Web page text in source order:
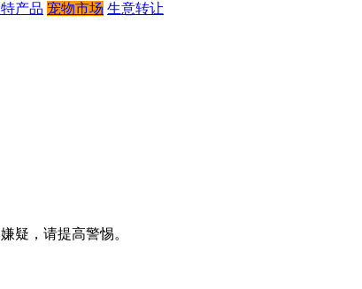
产品 宠物市场 生意转让
疑，请提高警惕。